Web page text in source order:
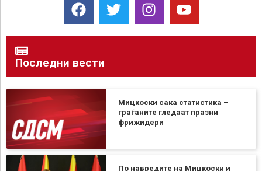
Последни вести
Мицкоски сака статистика –
граѓаните гледаат празни
фрижидери
По навредите на Мицкоски и